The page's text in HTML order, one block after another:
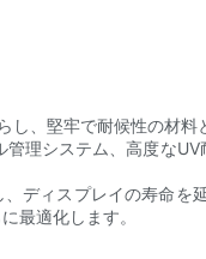
、堅牢で耐候性の材
理システム、高度な
ディスプレイの寿命
最適化します。